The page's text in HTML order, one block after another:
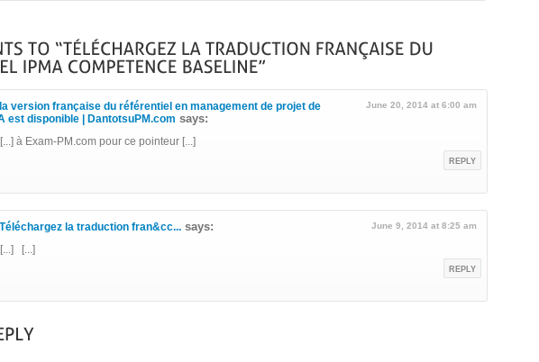
la version française du référentiel en management de projet de
est disponible | DantotsuPM.com says:
June 20, 2014 at 6:00 am
[...] à Exam-PM.com pour ce pointeur [...]
REPLY
Téléchargez la traduction fran&cc... says: June 9, 2014 at 8:25 am
[...] [...]
REPLY